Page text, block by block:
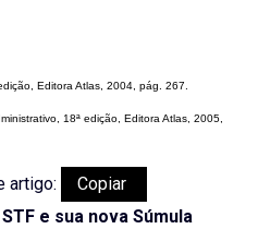
Editora Atlas, 2004, pág. 267.
18ª edição, Editora Atlas, 2005,
artigo:
Copiar
STF e sua nova Súmula